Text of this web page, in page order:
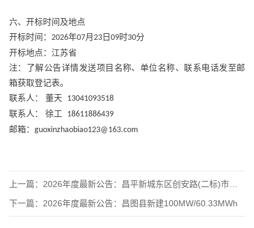
六、开标时间及地点
开标时间： 2026年07月 23 日 09时30分
开标地点：江苏省
注：了解公告详情发送项目名称、单位名称、联系电话发至邮
箱获取登记表。
联系人：
董天 13041093518
联系人：
徐工
18611886439
邮箱： guoxinzhaobiao123@163.com
上一篇： 2026年度最新公告：昌平新城东区创安路(二标)市政工程-地
下一篇： 2026年度最新公告：昌图县新建100MW/60.33MWh